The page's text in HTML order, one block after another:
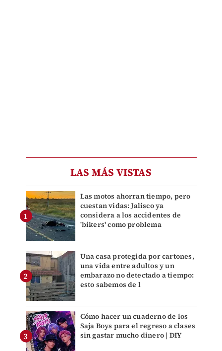
LAS MÁS VISTAS
Las motos ahorran tiempo, pero
cuestan vidas: Jalisco ya
considera a los accidentes de
'bikers' como problema
Una casa protegida por cartones,
una vida entre adultos y un
embarazo no detectado a tiempo:
esto sabemos de l
Cómo hacer un cuaderno de los
Saja Boys para el regreso a clases
sin gastar mucho dinero | DIY